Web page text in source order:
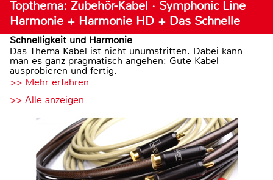
Topthema: Zubehör-Kabel · Symphonic Line
Harmonie + Harmonie HD + Das Schnelle
Schnelligkeit und Harmonie
Das Thema Kabel ist nicht unumstritten. Dabei kann
man es ganz pragmatisch angehen: Gute Kabel
ausprobieren und fertig.
>> Mehr erfahren
>> Alle anzeigen